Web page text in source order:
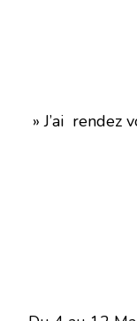
» J’ai rendez